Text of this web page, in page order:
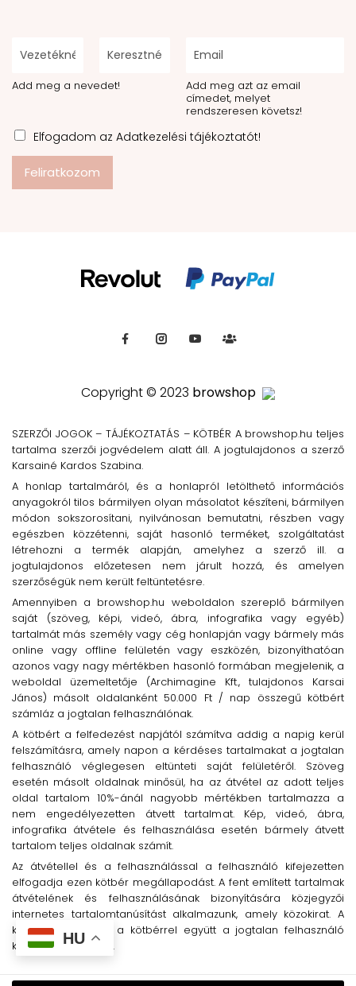
Add meg a nevedet!
Add meg azt az email
címedet, melyet
rendszeresen követsz!
Elfogadom az Adatkezelési tájékoztatót!
Feliratkozom
Copyright © 2023 browshop
SZERZŐI JOGOK – TÁJÉKOZTATÁS – KÖTBÉR A browshop.hu teljes
tartalma szerzői jogvédelem alatt áll. A jogtulajdonos a szerző
Karsainé Kardos Szabina.
A honlap tartalmáról, és a honlapról letölthető információs
anyagokról tilos bármilyen olyan másolatot készíteni, bármilyen
módon sokszorosítani, nyilvánosan bemutatni, részben vagy
egészben közzétenni, saját hasonló terméket, szolgáltatást
létrehozni a termék alapján, amelyhez a szerző ill. a
jogtulajdonos előzetesen nem járult hozzá, és amelyen
szerzőségük nem került feltüntetésre.
Amennyiben a browshop.hu weboldalon szereplő bármilyen
saját (szöveg, képi, videó, ábra, infografika vagy egyéb)
tartalmát más személy vagy cég honlapján vagy bármely más
online vagy offline felületén vagy eszközén, bizonyíthatóan
azonos vagy nagy mértékben hasonló formában megjelenik, a
weboldal üzemeltetője (Archimagine Kft., tulajdonos Karsai
János) másolt oldalanként 50.000 Ft / nap összegű kötbért
számláz a jogtalan felhasználónak.
A kötbért a felfedezést napjától számítva addig a napig kerül
felszámításra, amely napon a kérdéses tartalmakat a jogtalan
felhasználó véglegesen eltünteti saját felületéről. Szöveg
esetén másolt oldalnak minősül, ha az átvétel az adott teljes
oldal tartalom 10%-ánál nagyobb mértékben tartalmazza a
nem engedélyezetten átvett tartalmat. Kép, videó, ábra,
infografika átvétele és felhasználása esetén bármely átvett
tartalom teljes oldalnak számít.
Az átvétellel és a felhasználással a felhasználó kifejezetten
elfogadja ezen kötbér megállapodást. A fent említett tartalmak
átvételének és felhasználásának bizonyítására közjegyzői
internetes tartalomtanúsítást alkalmazunk, amely közokirat. A
közokirat költségét a kötbérrel együtt a jogtalan felhasználó
köteles megtéríteni.
HU